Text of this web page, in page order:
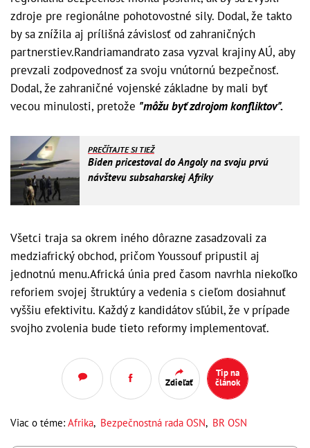
zdroje pre regionálne pohotovostné sily. Dodal, že takto
by sa znížila aj prílišná závislosť od zahraničných
partnerstiev.Randriamandrato zasa vyzval krajiny AÚ, aby
prevzali zodpovednosť za svoju vnútornú bezpečnosť.
Dodal, že zahraničné vojenské základne by mali byť
vecou minulosti, pretože "môžu byť zdrojom konfliktov".
PREČÍTAJTE SI TIEŽ
Biden pricestoval do Angoly na svoju prvú
návštevu subsaharskej Afriky
Všetci traja sa okrem iného dôrazne zasadzovali za
medziafrický obchod, pričom Youssouf pripustil aj
jednotnú menu.Africká únia pred časom navrhla niekoľko
reforiem svojej štruktúry a vedenia s cieľom dosiahnuť
vyššiu efektivitu. Každý z kandidátov sľúbil, že v prípade
svojho zvolenia bude tieto reformy implementovať.
Zdieľať
Tip na
článok
Viac o téme: Afrika, Bezpečnostná rada OSN, BR OSN